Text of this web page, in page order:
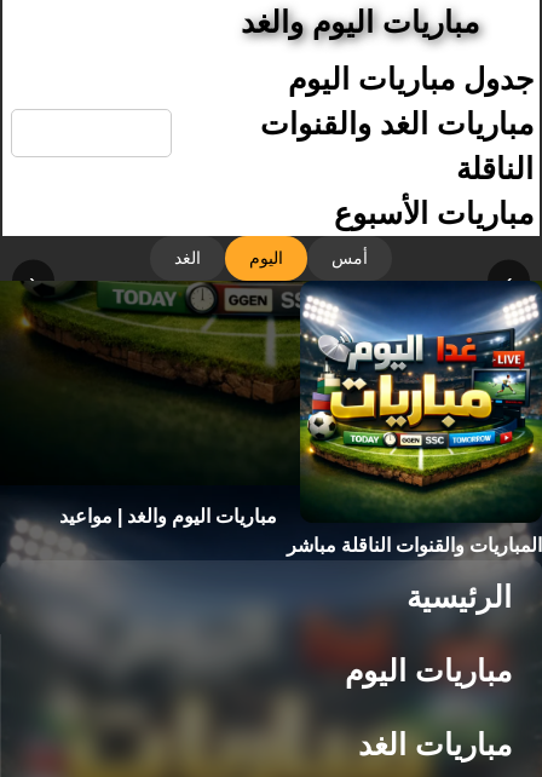
مباريات اليوم والغد
جدول مباريات اليوم
مباريات الغد والقنوات
الناقلة
مباريات الأسبوع
أمس اليوم الغد
‹ ›
مباريات اليوم والغد | مواعيد
المباريات والقنوات الناقلة مباشر
الرئيسية
مباريات اليوم
مباريات الغد